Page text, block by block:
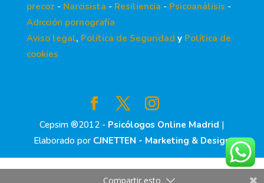
precoz - Narcisista - Resiliencia - Psicoanálisis -
Adicción pornografía
Aviso legal, Política de Seguridad y Política de
cookies
Cepsim ®2012 - Psicólogos Online Madrid |
Elaborado por CJNETTEN - Marketing & Design
Compartir esto